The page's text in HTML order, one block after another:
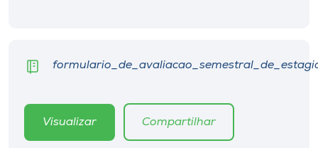
Unoesc
Visualizar Compartilhar